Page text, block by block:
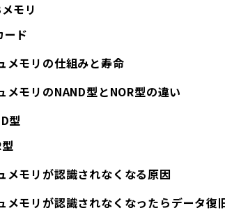
モリ
ード
メモリの仕組みと寿命
メモリのNAND型とNOR型の違い
型
メモリが認識されなくなる原因
メモリが認識されなくなったらデータ復